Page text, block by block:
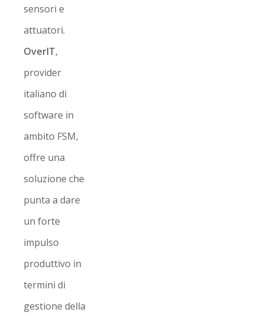
sensori e
attuatori.
OverIT,
provider
italiano di
software in
ambito FSM,
offre una
soluzione che
punta a dare
un forte
impulso
produttivo in
termini di
gestione della